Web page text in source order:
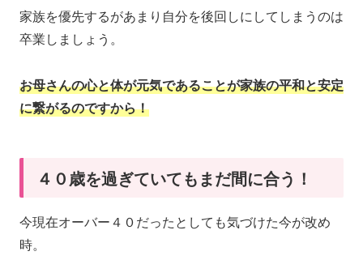
家族を優先するがあまり自分を後回しにしてしまうのは
卒業しましょう。
お母さんの心と体が元気であることが家族の平和と安定
に繋がるのですから！
４０歳を過ぎていてもまだ間に合う！
今現在オーバー４０だったとしても気づけた今が改め
時。